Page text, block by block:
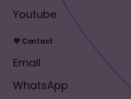
Youtube
💜 Contact
Email
WhatsApp